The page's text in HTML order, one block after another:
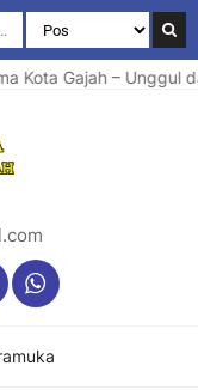
Gajah – Unggul